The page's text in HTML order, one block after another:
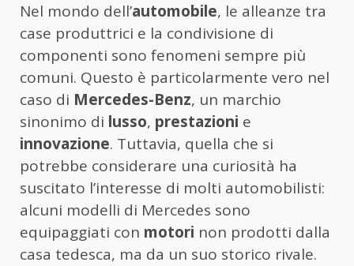
Nel mondo dell’automobile, le alleanze tra
case produttrici e la condivisione di
componenti sono fenomeni sempre più
comuni. Questo è particolarmente vero nel
caso di Mercedes-Benz, un marchio
sinonimo di lusso, prestazioni e
innovazione. Tuttavia, quella che si
potrebbe considerare una curiosità ha
suscitato l’interesse di molti automobilisti:
alcuni modelli di Mercedes sono
equipaggiati con motori non prodotti dalla
casa tedesca, ma da un suo storico rivale.